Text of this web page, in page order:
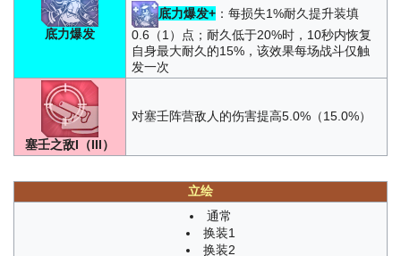
底力爆发
底力爆发+：每损失1%耐久提升装填
0.6（1）点；耐久低于20%时，10秒内恢复
自身最大耐久的15%，该效果每场战斗仅触
发一次
塞壬之敌I（III）
对塞壬阵营敌人的伤害提高5.0%（15.0%）
立绘
通常
换装1
换装2